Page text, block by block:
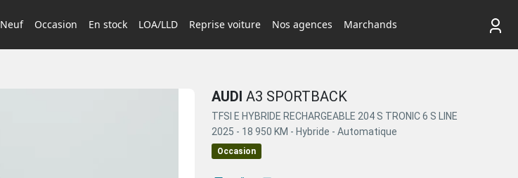
Neuf Occasion En stock LOA/LLD Reprise voiture Nos agences Marchands
AUDI A3 SPORTBACK
TFSI E HYBRIDE RECHARGEABLE 204 S TRONIC 6 S LINE
2025 - 18 950 KM - Hybride - Automatique
Occasion